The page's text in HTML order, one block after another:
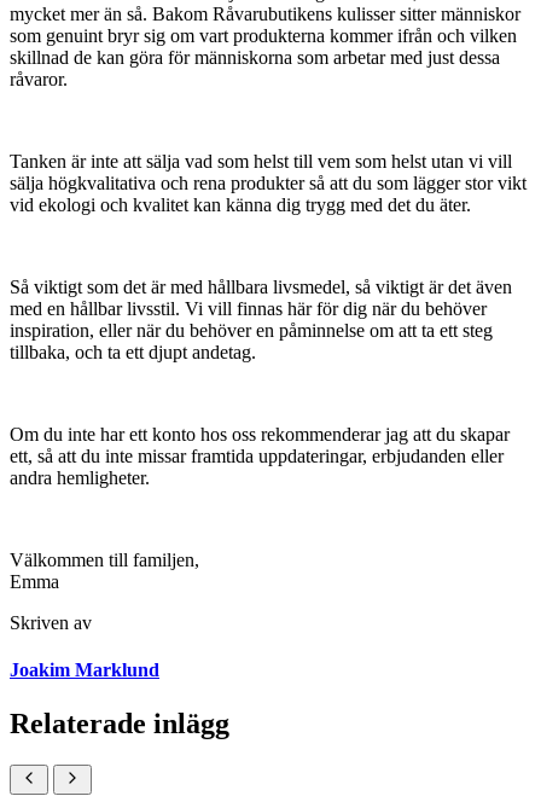
mycket mer än så. Bakom Råvarubutikens kulisser sitter människor
som genuint bryr sig om vart produkterna kommer ifrån och vilken
skillnad de kan göra för människorna som arbetar med just dessa
råvaror.
Tanken är inte att sälja vad som helst till vem som helst utan vi vill
sälja högkvalitativa och rena produkter så att du som lägger stor vikt
vid ekologi och kvalitet kan känna dig trygg med det du äter.
Så viktigt som det är med hållbara livsmedel, så viktigt är det även
med en hållbar livsstil. Vi vill finnas här för dig när du behöver
inspiration, eller när du behöver en påminnelse om att ta ett steg
tillbaka, och ta ett djupt andetag.
Om du inte har ett konto hos oss rekommenderar jag att du skapar
ett, så att du inte missar framtida uppdateringar, erbjudanden eller
andra hemligheter.
Välkommen till familjen,
Emma
Skriven av
Joakim Marklund
Relaterade inlägg